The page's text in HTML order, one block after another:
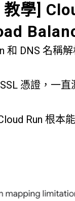
學]
和 DNS 名稱
憑證，一直
Run 根本